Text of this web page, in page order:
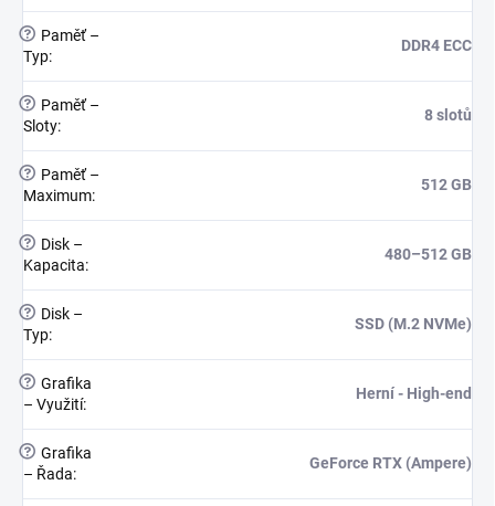
?
Paměť –
Typ:
DDR4 ECC
?
Paměť –
Sloty:
8 slotů
?
Paměť –
Maximum:
512 GB
?
Disk –
Kapacita:
480–512 GB
?
Disk –
Typ:
SSD (M.2 NVMe)
? Grafika
– Využití:
Herní - High-end
? Grafika
– Řada:
GeForce RTX (Ampere)